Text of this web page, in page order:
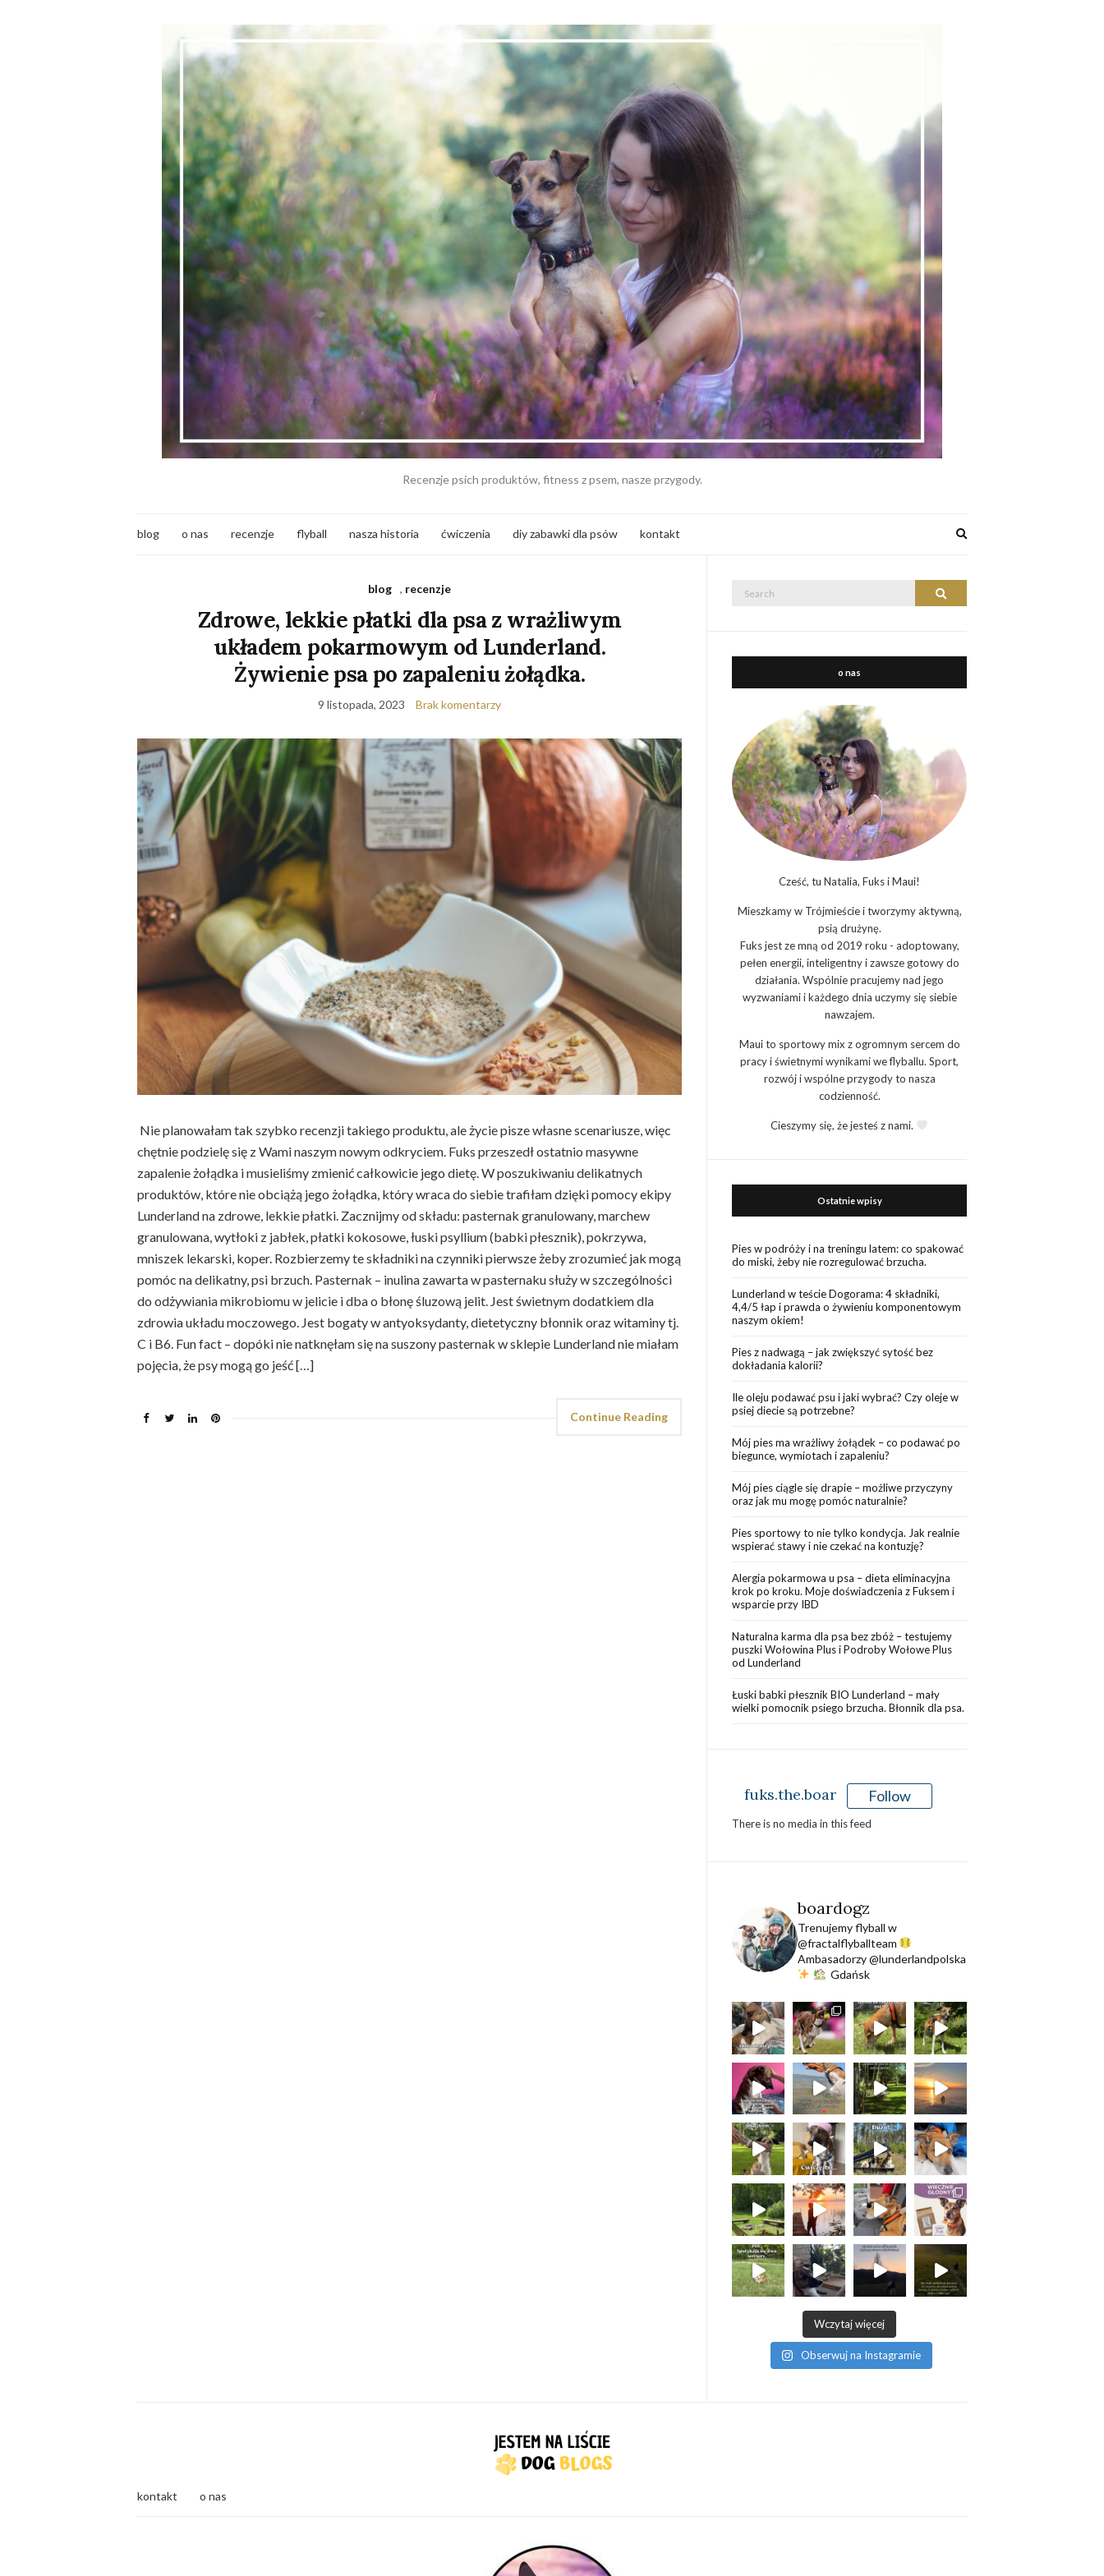
Recenzje psich produktów, fitness z psem, nasze przygody.
blog o nas recenzje flyball nasza historia ćwiczenia diy zabawki dla psów kontakt
blog , recenzje
Zdrowe, lekkie płatki dla psa z wrażliwym
układem pokarmowym od Lunderland.
Żywienie psa po zapaleniu żołądka.
9 listopada, 2023 Brak komentarzy
Nie planowałam tak szybko recenzji takiego produktu, ale życie pisze własne scenariusze, więc
chętnie podzielę się z Wami naszym nowym odkryciem. Fuks przeszedł ostatnio masywne
zapalenie żołądka i musieliśmy zmienić całkowicie jego dietę. W poszukiwaniu delikatnych
produktów, które nie obciążą jego żołądka, który wraca do siebie trafiłam dzięki pomocy ekipy
Lunderland na zdrowe, lekkie płatki. Zacznijmy od składu: pasternak granulowany, marchew
granulowana, wytłoki z jabłek, płatki kokosowe, łuski psyllium (babki płesznik), pokrzywa,
mniszek lekarski, koper. Rozbierzemy te składniki na czynniki pierwsze żeby zrozumieć jak mogą
pomóc na delikatny, psi brzuch. Pasternak – inulina zawarta w pasternaku służy w szczególności
do odżywiania mikrobiomu w jelicie i dba o błonę śluzową jelit. Jest świetnym dodatkiem dla
zdrowia układu moczowego. Jest bogaty w antyoksydanty, dietetyczny błonnik oraz witaminy tj.
C i B6. Fun fact – dopóki nie natknęłam się na suszony pasternak w sklepie Lunderland nie miałam
pojęcia, że psy mogą go jeść […]
Continue Reading
Search
o nas
Cześć, tu Natalia, Fuks i Maui!
Mieszkamy w Trójmieście i tworzymy aktywną,
psią drużynę.
Fuks jest ze mną od 2019 roku - adoptowany,
pełen energii, inteligentny i zawsze gotowy do
działania. Wspólnie pracujemy nad jego
wyzwaniami i każdego dnia uczymy się siebie
nawzajem.
Maui to sportowy mix z ogromnym sercem do
pracy i świetnymi wynikami we flyballu. Sport,
rozwój i wspólne przygody to nasza
codzienność.
Cieszymy się, że jesteś z nami.
Ostatnie wpisy
Pies w podróży i na treningu latem: co spakować
do miski, żeby nie rozregulować brzucha.
Lunderland w teście Dogorama: 4 składniki,
4,4/5 łap i prawda o żywieniu komponentowym
naszym okiem!
Pies z nadwagą – jak zwiększyć sytość bez
dokładania kalorii?
Ile oleju podawać psu i jaki wybrać? Czy oleje w
psiej diecie są potrzebne?
Mój pies ma wrażliwy żołądek – co podawać po
biegunce, wymiotach i zapaleniu?
Mój pies ciągle się drapie – możliwe przyczyny
oraz jak mu mogę pomóc naturalnie?
Pies sportowy to nie tylko kondycja. Jak realnie
wspierać stawy i nie czekać na kontuzję?
Alergia pokarmowa u psa – dieta eliminacyjna
krok po kroku. Moje doświadczenia z Fuksem i
wsparcie przy IBD
Naturalna karma dla psa bez zbóż – testujemy
puszki Wołowina Plus i Podroby Wołowe Plus
od Lunderland
Łuski babki płesznik BIO Lunderland – mały
wielki pomocnik psiego brzucha. Błonnik dla psa.
fuks.the.boar Follow
There is no media in this feed
boardogz
Trenujemy flyball w
@fractalflyballteam
Ambasadorzy @lunderlandpolska
Gdańsk
Wczytaj więcej
Obserwuj na Instagramie
kontakt o nas